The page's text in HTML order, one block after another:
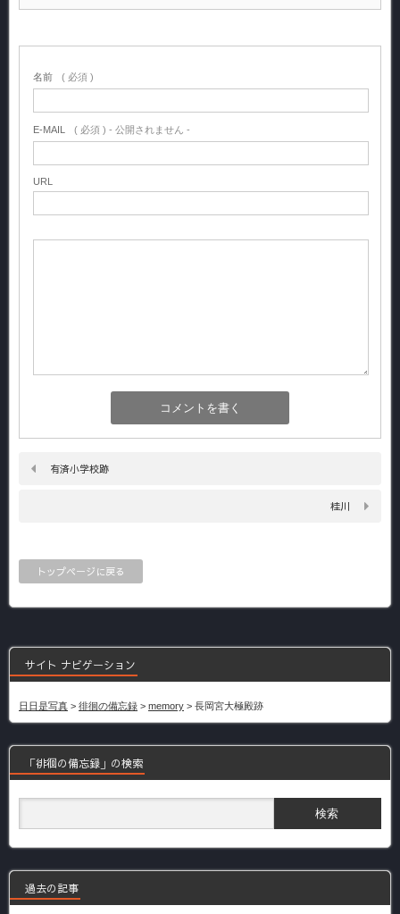
名前 ( 必須 )
E-MAIL ( 必須 ) - 公開されません -
URL
有済小学校跡
桂川
トップページに戻る
サイト ナビゲーション
日日是写真 > 徘徊の備忘録 > memory > 長岡宮大極殿跡
「徘徊の備忘録」の検索
過去の記事